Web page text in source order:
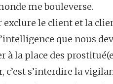
me bouleverse.
exclure le client et la
que nous
à la place des
s’interdire la